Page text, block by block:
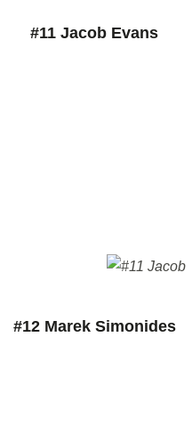
#11 Jacob Evans
#12 Marek Simonides